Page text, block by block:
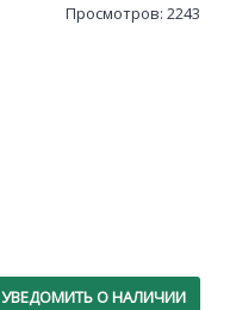
Просмотров: 2243
УВЕДОМИТЬ О НАЛИЧИИ